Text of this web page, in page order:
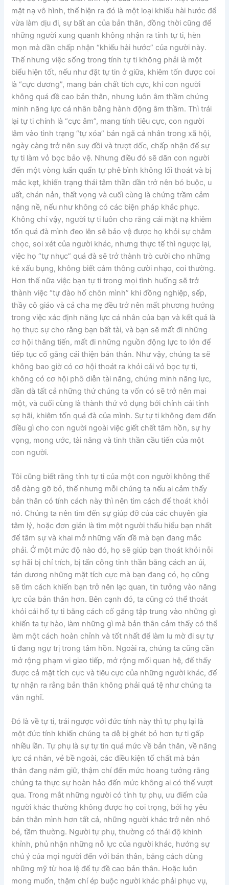
mặt nạ vô hình, thể hiện ra đó là một loại khiếu hài hước để
vừa làm dịu đi, sự bất an của bản thân, đồng thời cũng để
những người xung quanh không nhận ra tính tự ti, hèn
mọn mà dần chấp nhận “khiếu hài hước” của người này.
Thế nhưng việc sống trong tính tự ti không phải là một
biểu hiện tốt, nếu như đặt tự tin ở giữa, khiêm tốn được coi
là “cực dương”, mang bản chất tích cực, khi con người
không quá đề cao bản thân, nhưng luôn âm thầm chứng
minh năng lực cá nhân bằng hành động âm thầm. Thì trái
lại tự ti chính là “cực âm”, mang tính tiêu cực, con người
lâm vào tình trạng “tự xóa” bản ngã cá nhân trong xã hội,
ngày càng trở nên suy đồi và trượt dốc, chấp nhận để sự
tự ti làm vỏ bọc bảo vệ. Nhưng điều đó sẽ dãn con người
đến một vòng luẩn quẩn tự phê bình không lối thoát và bị
mắc kẹt, khiến trạng thái tâm thần dần trở nên bó buộc, u
uất, chán nản, thất vọng và cuối cùng là chứng trầm cảm
nặng nề, nếu như không có các biện pháp khắc phục.
Không chỉ vậy, người tự ti luôn cho rằng cái mặt nạ khiêm
tốn quá đà mình đeo lên sẽ bảo vệ được họ khỏi sự châm
chọc, soi xét của người khác, nhưng thực tế thì ngược lại,
việc họ “tự nhục” quá đà sẽ trở thành trò cười cho những
kẻ xấu bụng, không biết cảm thông cười nhạo, coi thường.
Hơn thế nữa việc bạn tự ti trong mọi tình huống sẽ trở
thành việc “tự đào hố chôn mình” khi đồng nghiệp, sếp,
thầy cô giáo và cả cha mẹ đều trở nên mất phương hướng
trong việc xác định năng lực cá nhân của bạn và kết quả là
họ thực sự cho rằng bạn bất tài, và bạn sẽ mất đi những
cơ hội thăng tiến, mất đi những nguồn động lực to lớn để
tiếp tục cố gắng cải thiện bản thân. Như vậy, chúng ta sẽ
không bao giờ có cơ hội thoát ra khỏi cái vỏ bọc tự ti,
không có cơ hội phô diễn tài năng, chứng minh năng lực,
dần dà tất cả những thứ chúng ta vốn có sẽ trở nên mai
một, và cuối cùng là thành thứ vô dụng bởi chính cái tính
sợ hãi, khiêm tốn quá đà của mình. Sự tự ti không đem đến
điều gì cho con người ngoài việc giết chết tâm hồn, sự hy
vọng, mong ước, tài năng và tinh thần cầu tiến của một
con người.
Tôi cũng biết rằng tính tự ti của một con người không thể
dễ dàng gỡ bỏ, thế nhưng mỗi chúng ta nếu ai cảm thấy
bản thân có tính cách này thì nên tìm cách để thoát khỏi
nó. Chúng ta nên tìm đến sự giúp đỡ của các chuyên gia
tâm lý, hoặc đơn giản là tìm một người thấu hiểu bạn nhất
để tâm sự và khai mở những vấn đề mà bạn đang mắc
phải. Ở một mức độ nào đó, họ sẽ giúp bạn thoát khỏi nỗi
sợ hãi bị chỉ trích, bị tấn công tinh thần bằng cách an ủi,
tán dương những mặt tích cực mà bạn đang có, họ cũng
sẽ tìm cách khiến bạn trở nên lạc quan, tin tưởng vào năng
lực của bản thân hơn. Bên cạnh đó, ta cũng có thể thoát
khỏi cái hố tự ti bằng cách cố gắng tập trung vào những gì
khiến ta tự hào, làm những gì mà bản thân cảm thấy có thể
làm một cách hoàn chỉnh và tốt nhất để làm lu mờ đi sự tự
ti đang ngự trị trong tâm hồn. Ngoài ra, chúng ta cũng cần
mở rộng phạm vi giao tiếp, mở rộng mối quan hệ, để thấy
được cả mặt tích cực và tiêu cực của những người khác, để
tự nhận ra rằng bản thân không phải quá tệ như chúng ta
vẫn nghĩ.
Đó là về tự ti, trái ngược với đức tính này thì tự phụ lại là
một đức tính khiến chúng ta dễ bị ghét bỏ hơn tự ti gấp
nhiều lần. Tự phụ là sự tự tin quá mức về bản thân, về năng
lực cá nhân, vẻ bề ngoài, các điều kiện tố chất mà bản
thân đang nắm giữ, thậm chí đến mức hoang tưởng rằng
chúng ta thực sự hoàn hảo đến mức không ai có thể vượt
qua. Trong mắt những người có tính tự phụ, ưu điểm của
người khác thường không được họ coi trọng, bởi họ yêu
bản thân mình hơn tất cả, những người khác trở nên nhỏ
bé, tầm thường. Người tự phụ, thường có thái độ khinh
khỉnh, phủ nhận những nỗ lực của người khác, hướng sự
chú ý của mọi người đến với bản thân, bằng cách dùng
những mỹ từ hoa lệ để tự đề cao bản thân. Hoặc luôn
mong muốn, thậm chí ép buộc người khác phải phục vụ,